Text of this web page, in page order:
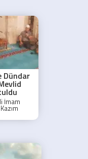
Dündar
İmam
annesi
Arife
için
Mevlid-
okundu.